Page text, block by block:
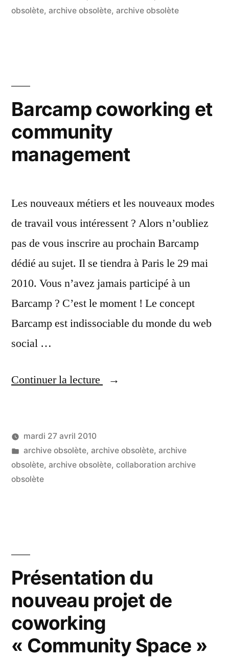
pardans
obsolète, archive obsolète, archive obsolète
Barcamp coworking et
community
management
Les nouveaux métiers et les nouveaux modes
de travail vous intéressent ? Alors n’oubliez
pas de vous inscrire au prochain Barcamp
dédié au sujet. Il se tiendra à Paris le 29 mai
2010. Vous n’avez jamais participé à un
Barcamp ? C’est le moment ! Le concept
Barcamp est indissociable du monde du web
social …
Continuer la lecture
« Barcamp
management »
Publié
par
LucL
mardi 27 avril 2010
Publié
dans
archive obsolète, archive obsolète, archive
obsolète, archive obsolète, collaboration archive
obsolète
Présentation du
nouveau projet de
coworking
« Community Space »